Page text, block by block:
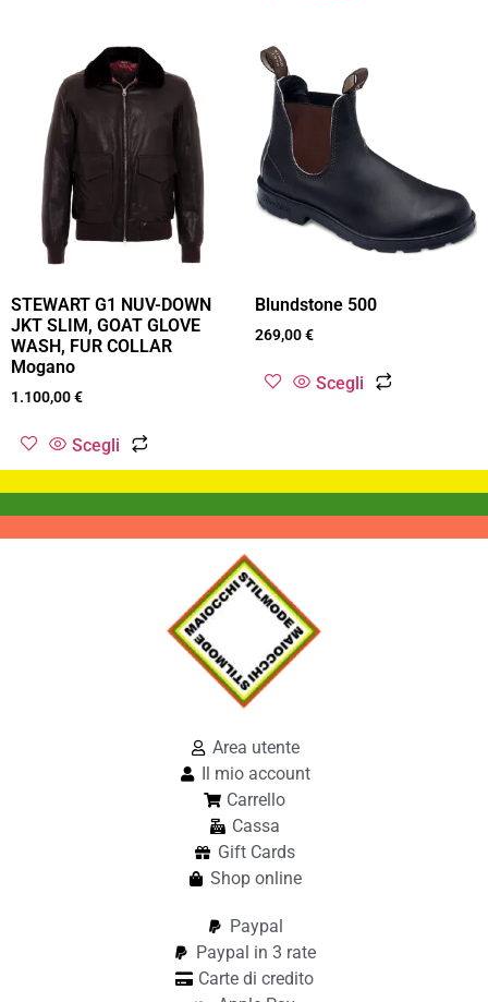
STEWART G1 NUV-DOWN
JKT SLIM, GOAT GLOVE
WASH, FUR COLLAR
Mogano
1.100,00€
Scegli
Blundstone 500
269,00€
Scegli
Area utente
Il mio account
Carrello
Cassa
Gift Cards
Shop online
Paypal
Paypal in 3 rate
Carte di credito